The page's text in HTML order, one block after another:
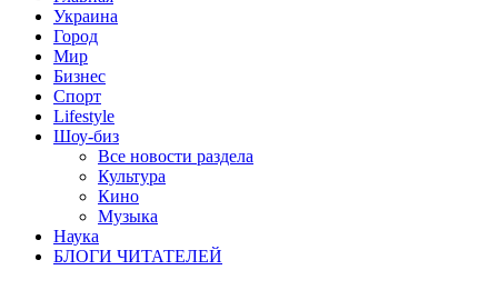
Украина
Город
Мир
Бизнес
Спорт
Lifestyle
Шоу-биз
Все новости раздела
Культура
Кино
Музыка
Наука
БЛОГИ ЧИТАТЕЛЕЙ